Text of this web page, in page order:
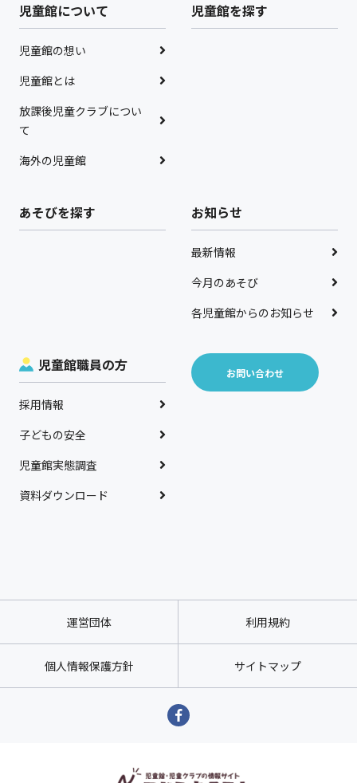
児童館について
児童館の想い
児童館とは
放課後児童クラブについ
て
海外の児童館
児童館を探す
あそびを探す お知らせ
最新情報
今月のあそび
各児童館からのお知らせ
児童館職員の方
採用情報
子どもの安全
児童館実態調査
資料ダウンロード
お問い合わせ
運営団体 利用規約
個人情報保護方針 サイトマップ